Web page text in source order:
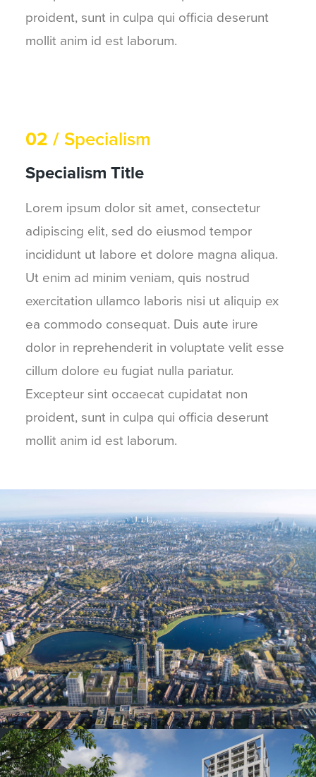
proident, sunt in culpa qui officia deserunt
mollit anim id est laborum.
02 / Specialism
Specialism Title
Lorem ipsum dolor sit amet, consectetur
adipiscing elit, sed do eiusmod tempor
incididunt ut labore et dolore magna aliqua.
Ut enim ad minim veniam, quis nostrud
exercitation ullamco laboris nisi ut aliquip ex
ea commodo consequat. Duis aute irure
dolor in reprehenderit in voluptate velit esse
cillum dolore eu fugiat nulla pariatur.
Excepteur sint occaecat cupidatat non
proident, sunt in culpa qui officia deserunt
mollit anim id est laborum.